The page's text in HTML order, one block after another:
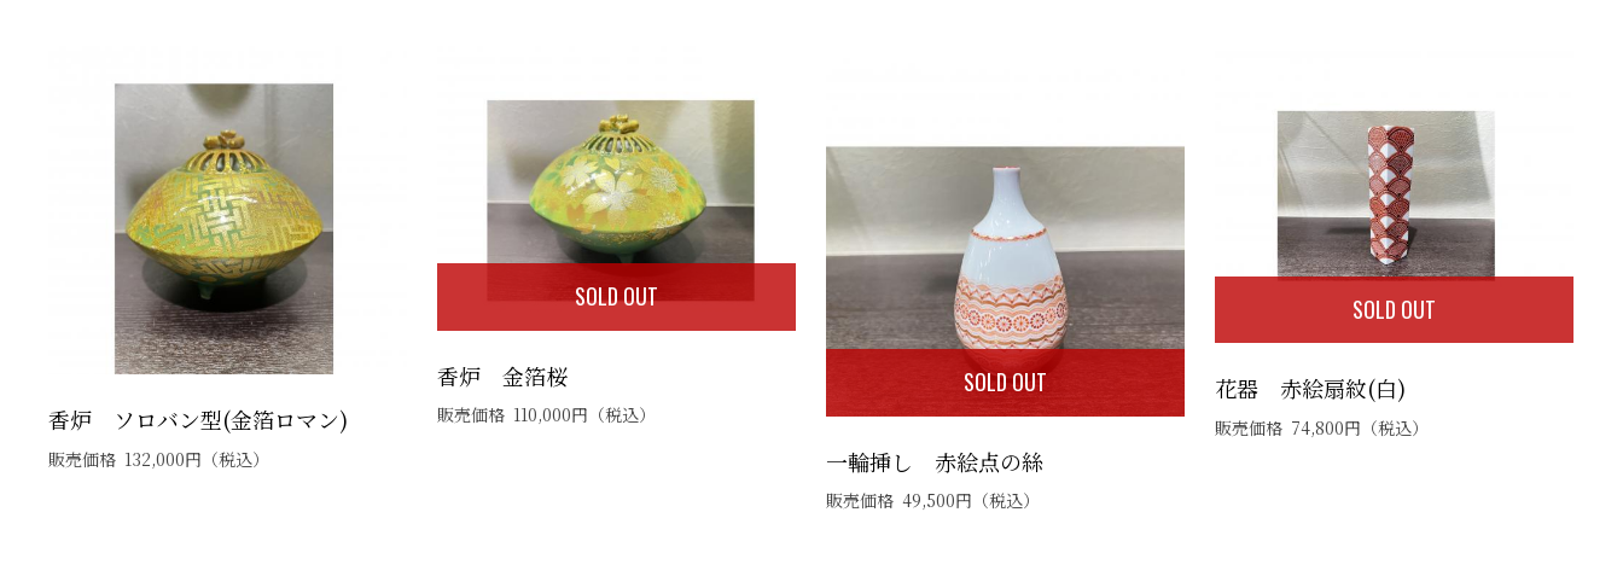
香炉 ソロバン型(金箔ロマン)
販売価格 132,000円 （税込）
SOLD OUT
香炉 金箔桜
販売価格 110,000円 （税込）
SOLD OUT
一輪挿し 赤絵点の絲
販売価格 49,500円 （税込）
SOLD OUT
花器 赤絵扇紋(白)
販売価格 74,800円 （税込）